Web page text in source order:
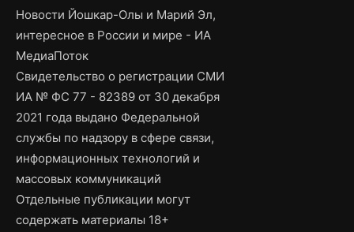
Новости Йошкар-Олы и Марий Эл,
интересное в России и мире - ИА
МедиаПоток
Свидетельство о регистрации СМИ
ИА № ФС 77 - 82389 от 30 декабря
2021 года выдано Федеральной
службы по надзору в сфере связи,
информационных технологий и
массовых коммуникаций
Отдельные публикации могут
содержать материалы 18+